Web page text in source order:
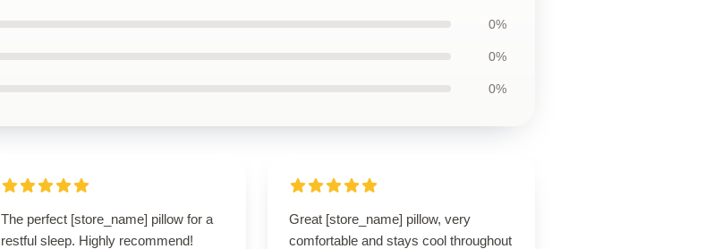
0%
0%
0%
The perfect [store_name] pillow for a
restful sleep. Highly recommend!
Great [store_name] pillow, very
comfortable and stays cool throughout